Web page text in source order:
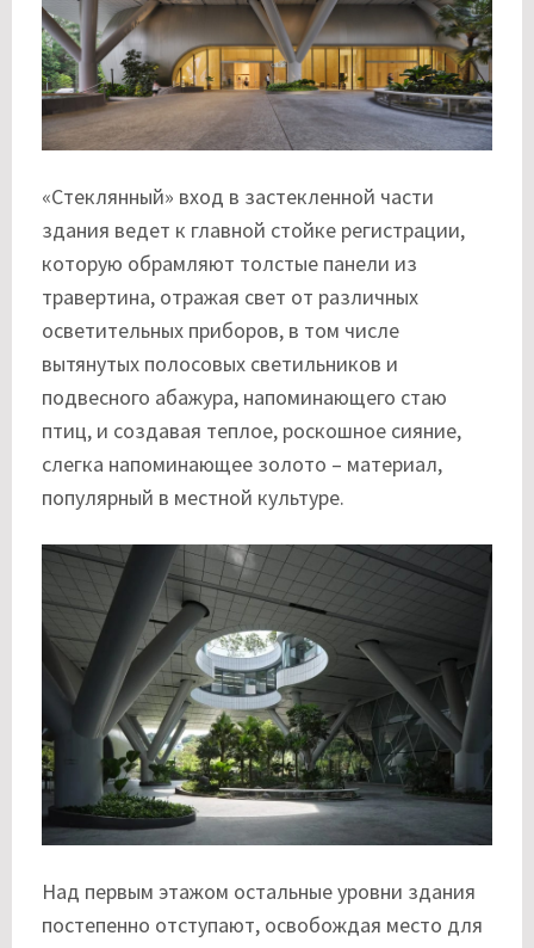
«Стеклянный» вход в застекленной части
здания ведет к главной стойке регистрации,
которую обрамляют толстые панели из
травертина, отражая свет от различных
осветительных приборов, в том числе
вытянутых полосовых светильников и
подвесного абажура, напоминающего стаю
птиц, и создавая теплое, роскошное сияние,
слегка напоминающее золото – материал,
популярный в местной культуре.
Над первым этажом остальные уровни здания
постепенно отступают, освобождая место для